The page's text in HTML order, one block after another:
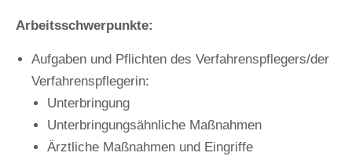
Arbeitsschwerpunkte:
Aufgaben und Pflichten des Verfahrenspflegers/der
Verfahrenspflegerin:
Unterbringung
Unterbringungsähnliche Maßnahmen
Ärztliche Maßnahmen und Eingriffe